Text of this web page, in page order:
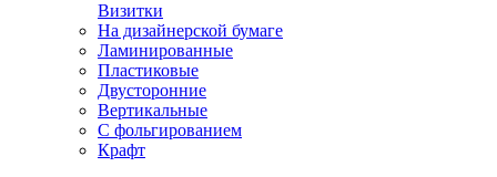
Визитки
На дизайнерской бумаге
Ламинированные
Пластиковые
Двусторонние
Вертикальные
С фольгированием
Крафт